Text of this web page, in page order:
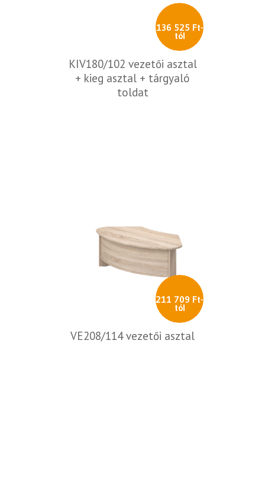
136 525 Ft-
tól
KIV180/102 vezetői asztal
+ kieg asztal + tárgyaló
toldat
211 709 Ft-
tól
VE208/114 vezetői asztal